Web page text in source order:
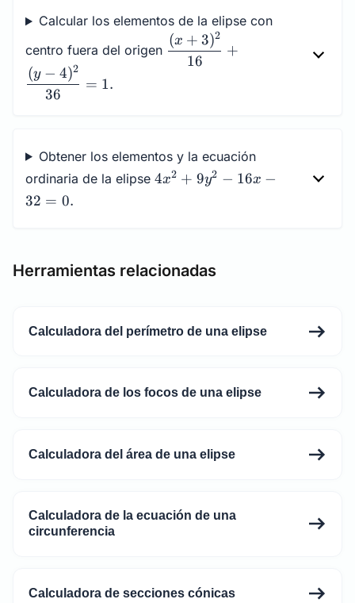
Calcular los elementos de la elipse con
centro fuera del origen
\dfrac{(x+3)^2}
{16}+\dfrac{(y-
16
(x + 3)2
+
36
(y − 4)2
= 1.
Obtener los elementos y la ecuación
ordinaria de la elipse 4x^2+9y^2-
4x2 + 9y2 − 16x −
32 = 0.
Herramientas relacionadas
Calculadora del perímetro de una elipse
Calculadora de los focos de una elipse
Calculadora del área de una elipse
Calculadora de la ecuación de una
circunferencia
Calculadora de secciones cónicas